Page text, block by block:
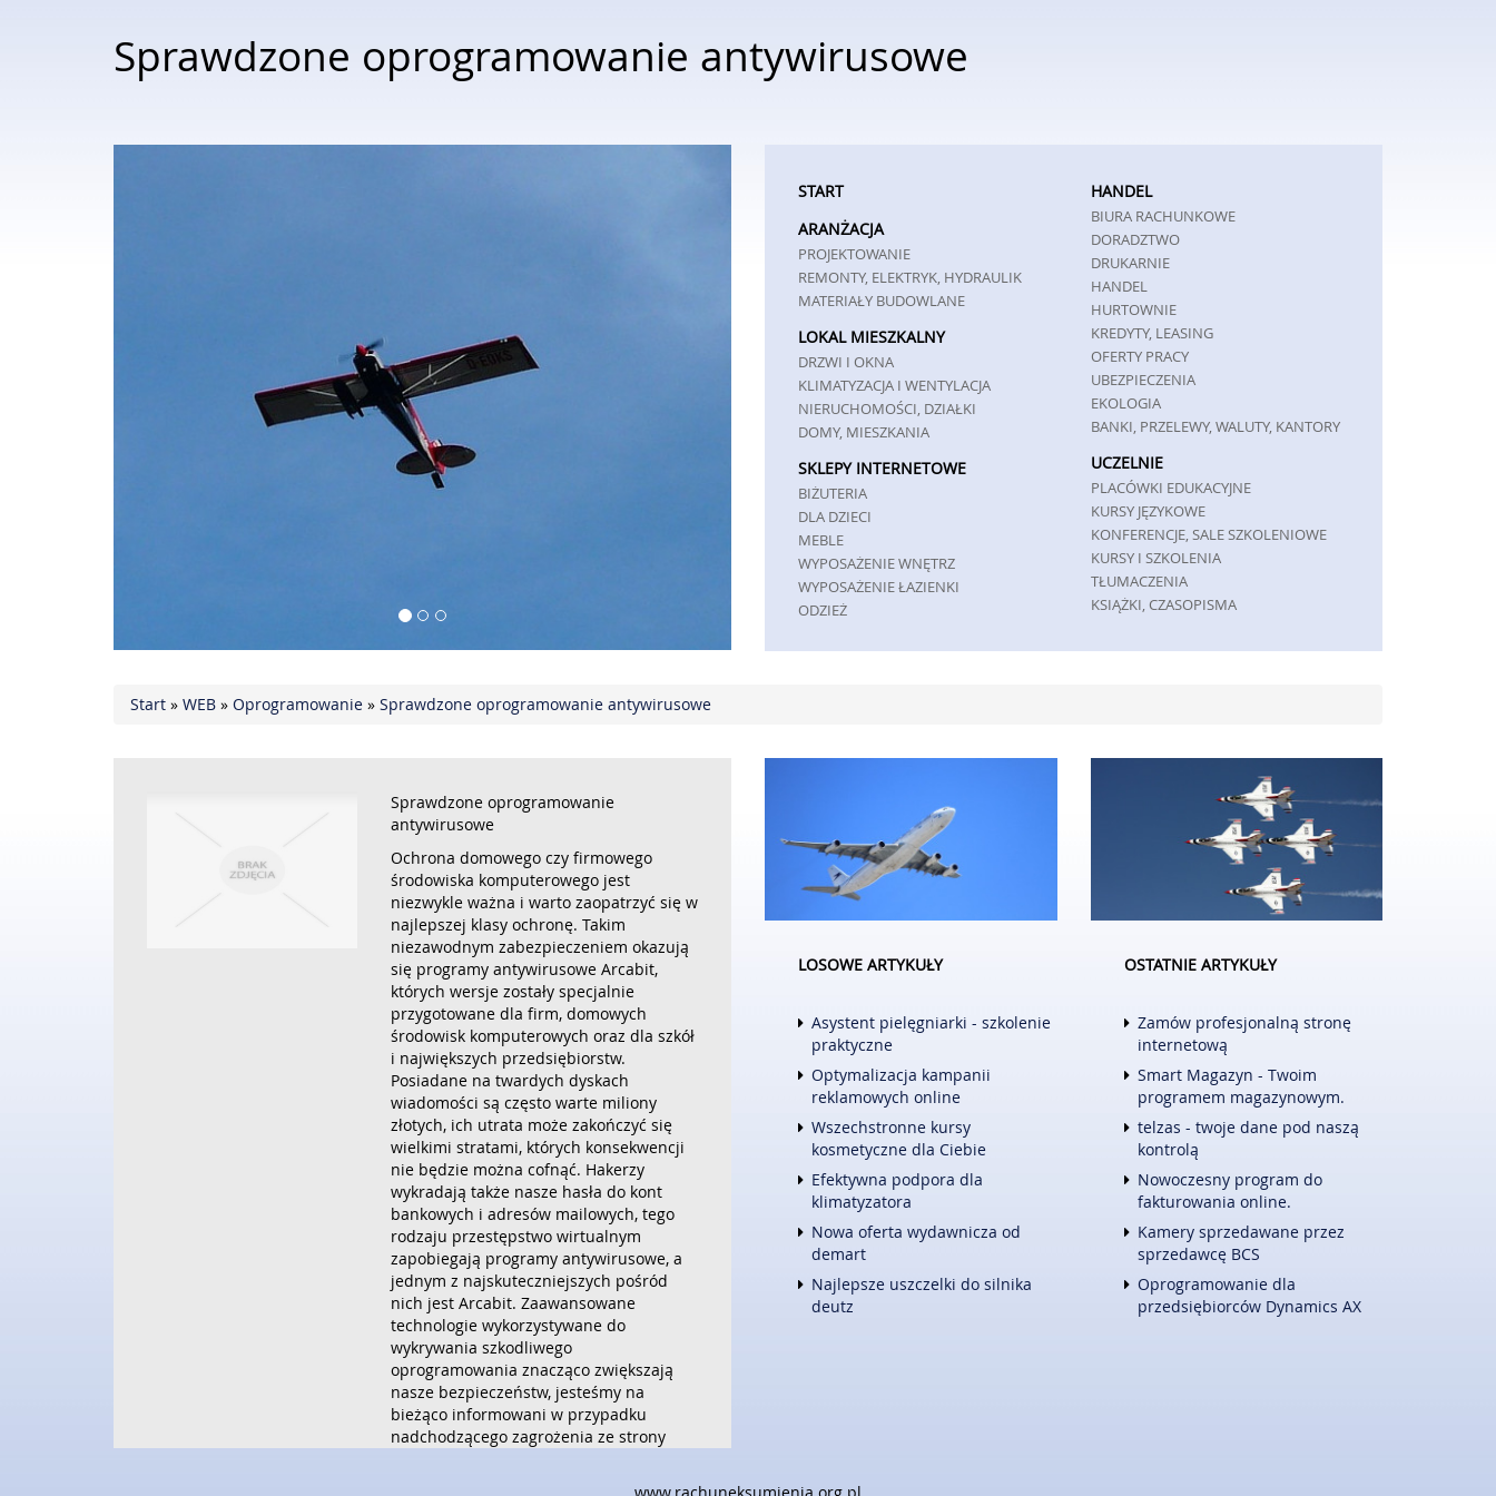
Sprawdzone oprogramowanie antywirusowe
START HANDEL
BIURA RACHUNKOWE
DORADZTWO
DRUKARNIE
HANDEL
HURTOWNIE
KREDYTY, LEASING
OFERTY PRACY
UBEZPIECZENIA
EKOLOGIA
BANKI, PRZELEWY, WALUTY, KANTORY
ARANŻACJA
PROJEKTOWANIE
REMONTY, ELEKTRYK, HYDRAULIK
MATERIAŁY BUDOWLANE
LOKAL MIESZKALNY
DRZWI I OKNA
KLIMATYZACJA I WENTYLACJA
NIERUCHOMOŚCI, DZIAŁKI
DOMY, MIESZKANIA
UCZELNIE
PLACÓWKI EDUKACYJNE
KURSY JĘZYKOWE
KONFERENCJE, SALE SZKOLENIOWE
KURSY I SZKOLENIA
TŁUMACZENIA
KSIĄŻKI, CZASOPISMA
SKLEPY INTERNETOWE
BIŻUTERIA
DLA DZIECI
MEBLE
WYPOSAŻENIE WNĘTRZ
WYPOSAŻENIE ŁAZIENKI
ODZIEŻ
ELEKTRONIKA, RTV, AGD
CZĘŚCI SAMOCHODOWE
USŁUGI MOTORYZACYJNE
AGENCJE REKLAMOWE
MATERIAŁY REKLAMOWE
INNE AGENCJE
ZAJĘCIA SPORTOWE I REKREACYJNE
INFORMATYCZNE
FOTOGRAFIA
ADWOKACI, PORADY PRAWNE
ŚLUB I WESELE
WETERYNARYJNE, HODOWLA ZWIERZĄT
SPRZĄTANIE, PORZĄDKOWANIE
SERWIS
OPIEKA
INNE USŁUGI
KURIER, PRZESYŁKI
TURYSTYKA
HOTELE I NOCLEGI
WYPOCZYNEK
WITALIZM
DIETETYKA, ODCHUDZANIE
LECZENIE
SPRZĘT MEDYCZNY
WEB
OPROGRAMOWANIE
STRONY INTERNETOWE
KONTAKT
Start » WEB » Oprogramowanie » Sprawdzone oprogramowanie antywirusowe
Sprawdzone oprogramowanie
antywirusowe
Ochrona domowego czy firmowego
środowiska komputerowego jest
niezwykle ważna i warto zaopatrzyć się w
najlepszej klasy ochronę. Takim
niezawodnym zabezpieczeniem okazują
się programy antywirusowe Arcabit,
których wersje zostały specjalnie
przygotowane dla firm, domowych
środowisk komputerowych oraz dla szkół
i największych przedsiębiorstw.
Posiadane na twardych dyskach
wiadomości są często warte miliony
złotych, ich utrata może zakończyć się
wielkimi stratami, których konsekwencji
nie będzie można cofnąć. Hakerzy
wykradają także nasze hasła do kont
bankowych i adresów mailowych, tego
rodzaju przestępstwo wirtualnym
zapobiegają programy antywirusowe, a
jednym z najskuteczniejszych pośród
nich jest Arcabit. Zaawansowane
technologie wykorzystywane do
wykrywania szkodliwego
oprogramowania znacząco zwiększają
nasze bezpieczeństw, jesteśmy na
bieżąco informowani w przypadku
nadchodzącego zagrożenia ze strony
LOSOWE ARTYKUŁY
Asystent pielęgniarki - szkolenie
praktyczne
Optymalizacja kampanii
reklamowych online
Wszechstronne kursy
kosmetyczne dla Ciebie
Efektywna podpora dla
klimatyzatora
Nowa oferta wydawnicza od
demart
Najlepsze uszczelki do silnika
deutz
OSTATNIE ARTYKUŁY
Zamów profesjonalną stronę
internetową
Smart Magazyn - Twoim
programem magazynowym.
telzas - twoje dane pod naszą
kontrolą
Nowoczesny program do
fakturowania online.
Kamery sprzedawane przez
sprzedawcę BCS
Oprogramowanie dla
przedsiębiorców Dynamics AX